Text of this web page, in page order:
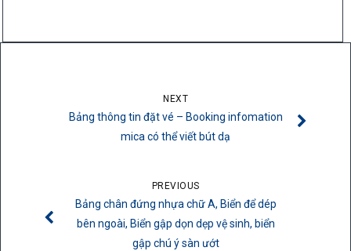
có
trang
NEXT
Bảng thông tin đặt vé – Booking infomation
mica có thể viết bút dạ
PREVIOUS
Bảng chân đứng nhựa chữ A, Biển để dép
bên ngoài, Biển gập dọn dẹp vệ sinh, biển
gập chú ý sàn ướt